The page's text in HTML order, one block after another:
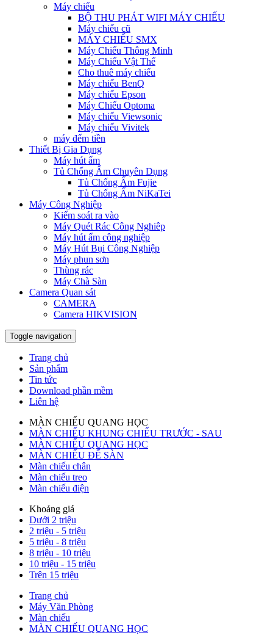
Máy chiếu
BỘ THU PHÁT WIFI MÁY CHIẾU
Máy chiếu cũ
MÁY CHIẾU SMX
Máy Chiếu Thông Minh
Máy Chiếu Vật Thể
Cho thuê máy chiếu
Máy chiếu BenQ
Máy chiếu Epson
Máy Chiếu Optoma
Máy chiếu Viewsonic
Máy chiếu Vivitek
máy đếm tiền
Thiết Bị Gia Dụng
Máy hút ẩm
Tủ Chống Ẩm Chuyên Dụng
Tủ Chống Ẩm Fujie
Tủ Chống Ẩm NiKaTei
Máy Công Nghiệp
Kiểm soát ra vào
Máy Quét Rác Công Nghiêp
Máy hút ẩm công nghiệp
Máy Hút Bụi Công Nghiệp
Máy phun sơn
Thùng rác
Máy Chà Sàn
Camera Quan sát
CAMERA
Camera HIKVISION
Toggle navigation
Trang chủ
Sản phẩm
Tin tức
Download phần mềm
Liên hệ
MÀN CHIẾU QUANG HỌC
MÀN CHIẾU KHUNG CHIẾU TRƯỚC - SAU
MÀN CHIẾU QUANG HỌC
MÀN CHIẾU ĐỂ SÀN
Màn chiếu chân
Màn chiếu treo
Màn chiếu điện
Khoảng giá
Dưới 2 triệu
2 triệu - 5 triệu
5 triệu - 8 triệu
8 triệu - 10 triệu
10 triệu - 15 triệu
Trên 15 triệu
Trang chủ
Máy Văn Phòng
Màn chiếu
MÀN CHIẾU QUANG HỌC